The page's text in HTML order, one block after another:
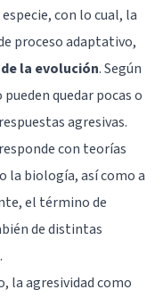
con lo cual, la
proceso adaptativo,
la evolución. Según
quedar pocas o
agresivas.
con teorías
la biología, así como a
el término de
de distintas
la agresividad como